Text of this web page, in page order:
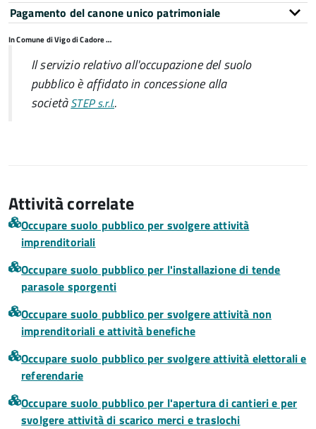
Pagamento del canone unico patrimoniale
In Comune di Vigo di Cadore …
Il servizio relativo all'occupazione del suolo
pubblico è affidato in concessione alla
societàSTEP s.r.l..
Attività correlate
Occupare suolo pubblico per svolgere attività
imprenditoriali
Occupare suolo pubblico per l'installazione di tende
parasole sporgenti
Occupare suolo pubblico per svolgere attività non
imprenditoriali e attività benefiche
Occupare suolo pubblico per svolgere attività elettorali e
referendarie
Occupare suolo pubblico per l'apertura di cantieri e per
svolgere attività di scarico merci e traslochi